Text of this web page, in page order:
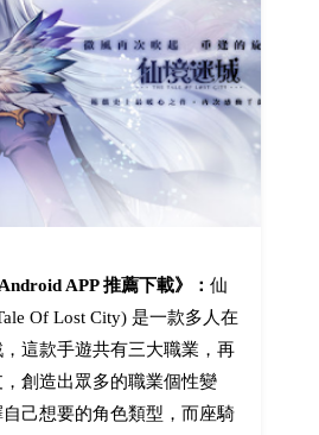
APP 推薦下載》： 仙
Of Lost City) 是一款多人在
這款手遊共有三大職業，再
創造出眾多的職業個性變
己想要的角色類型，而座騎